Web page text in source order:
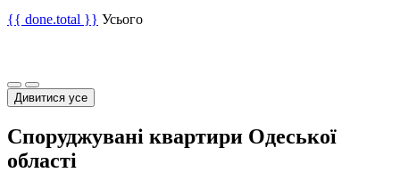
{{ done.total }} Усього
Дивитися усе
Споруджувані квартири Одеської
області